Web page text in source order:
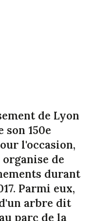
de Lyon
son 150e
l'occasion,
de
durant
Parmi eux,
arbre dit
parc de la